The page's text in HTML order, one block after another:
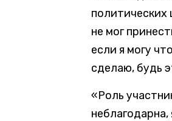
политических
не мог
если я могу
сделаю, будь
«Роль